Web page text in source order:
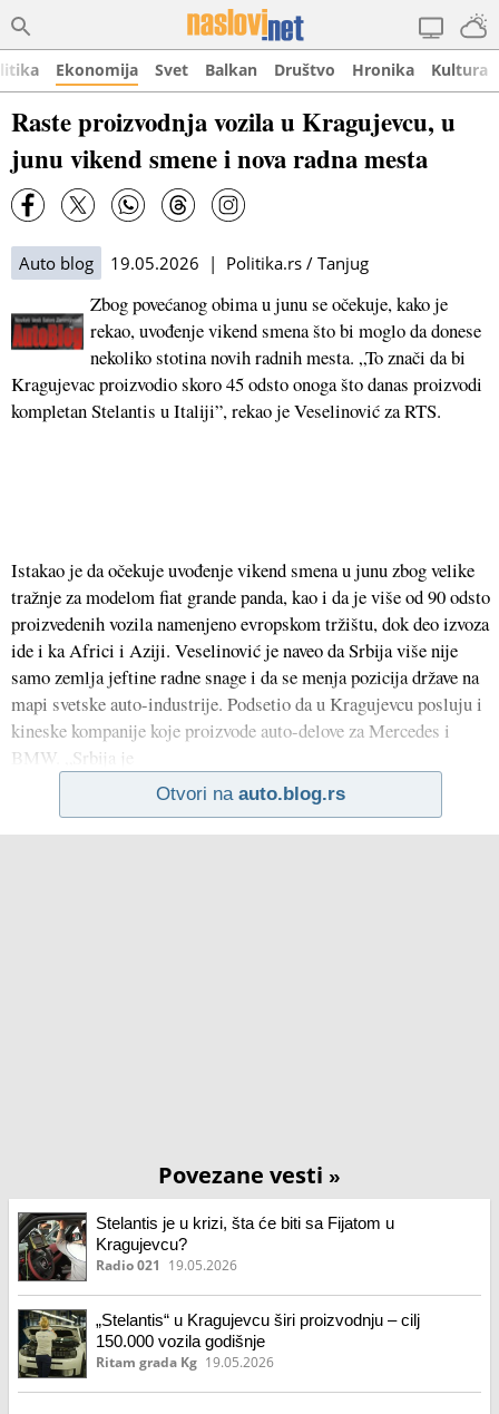
Ekonomija Svet Balkan Društvo Hronika Kultura
Raste proizvodnja vozila u Kragujevcu, u
junu vikend smene i nova radna mesta
Auto blog 19.05.2026 | Politika.rs / Tanjug
Zbog povećanog obima u junu se očekuje, kako je
rekao, uvođenje vikend smena što bi moglo da donese
nekoliko stotina novih radnih mesta. „To znači da bi
Kragujevac proizvodio skoro 45 odsto onoga što danas proizvodi
kompletan Stelantis u Italiji”, rekao je Veselinović za RTS.
Istakao je da očekuje uvođenje vikend smena u junu zbog velike
tražnje za modelom fiat grande panda, kao i da je više od 90 odsto
proizvedenih vozila namenjeno evropskom tržištu, dok deo izvoza
ide i ka Africi i Aziji. Veselinović je naveo da Srbija više nije
samo zemlja jeftine radne snage i da se menja pozicija države na
mapi svetske auto-industrije. Podsetio da u Kragujevcu posluju i
kineske kompanije koje proizvode auto-delove za Mercedes i
BMW. „Srbija je
Otvori na auto.blog.rs
Povezane vesti »
Stelantis je u krizi, šta će biti sa Fijatom u
Kragujevcu?
Radio 021 19.05.2026
„Stelantis“ u Kragujevcu širi proizvodnju – cilj
150.000 vozila godišnje
Ritam grada Kg 19.05.2026